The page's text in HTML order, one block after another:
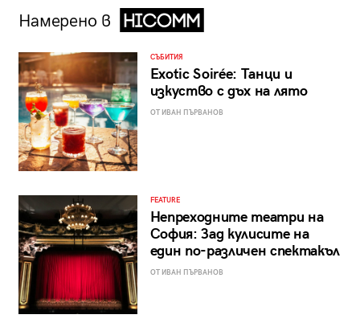
Намерено в
СЪБИТИЯ
Exotic Soirée: Танци и
изкуство с дъх на лято
ОТ ИВАН ПЪРВАНОВ
FEATURE
Непреходните театри на
София: Зад кулисите на
един по-различен спектакъл
ОТ ИВАН ПЪРВАНОВ